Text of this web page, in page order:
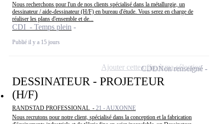
Nous recherchons pour l'un de nos clients spécialisé dans la métallurgie, un
dessinateur / aide-dessinateur (H/F) en bureau d'étude. Vous serez en charge de
réaliser les plans d'ensemble et de...
CDI - Temps plein
Publié il y a 15 jours
DESSINATEUR - PROJETEUR
(H/F)
RANDSTAD PROFESSIONAL - 21 - AUXONNE
Nous recrutons pour notre client, spécialisé dans la conception et la fabrication
CDDNon renseigné
Ajouter cette offre à ma sélection